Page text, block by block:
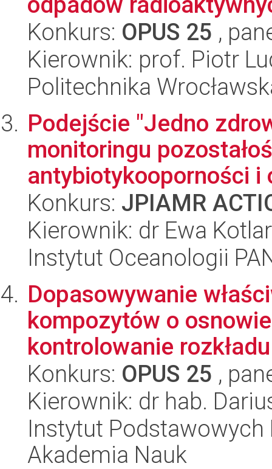
Konkurs: OPUS 25 ,
Kierownik: prof. Piotr
Politechnika
Podejście "Jedno
monitoringu
antybiotykooporności i
Konkurs: JPIAMR
Kierownik: dr Ewa
Instytut Oceanologii
Dopasowywanie
kompozytów o
kontrolowanie
Konkurs: OPUS 25 ,
Kierownik: dr hab.
Instytut
Akademia Nauk